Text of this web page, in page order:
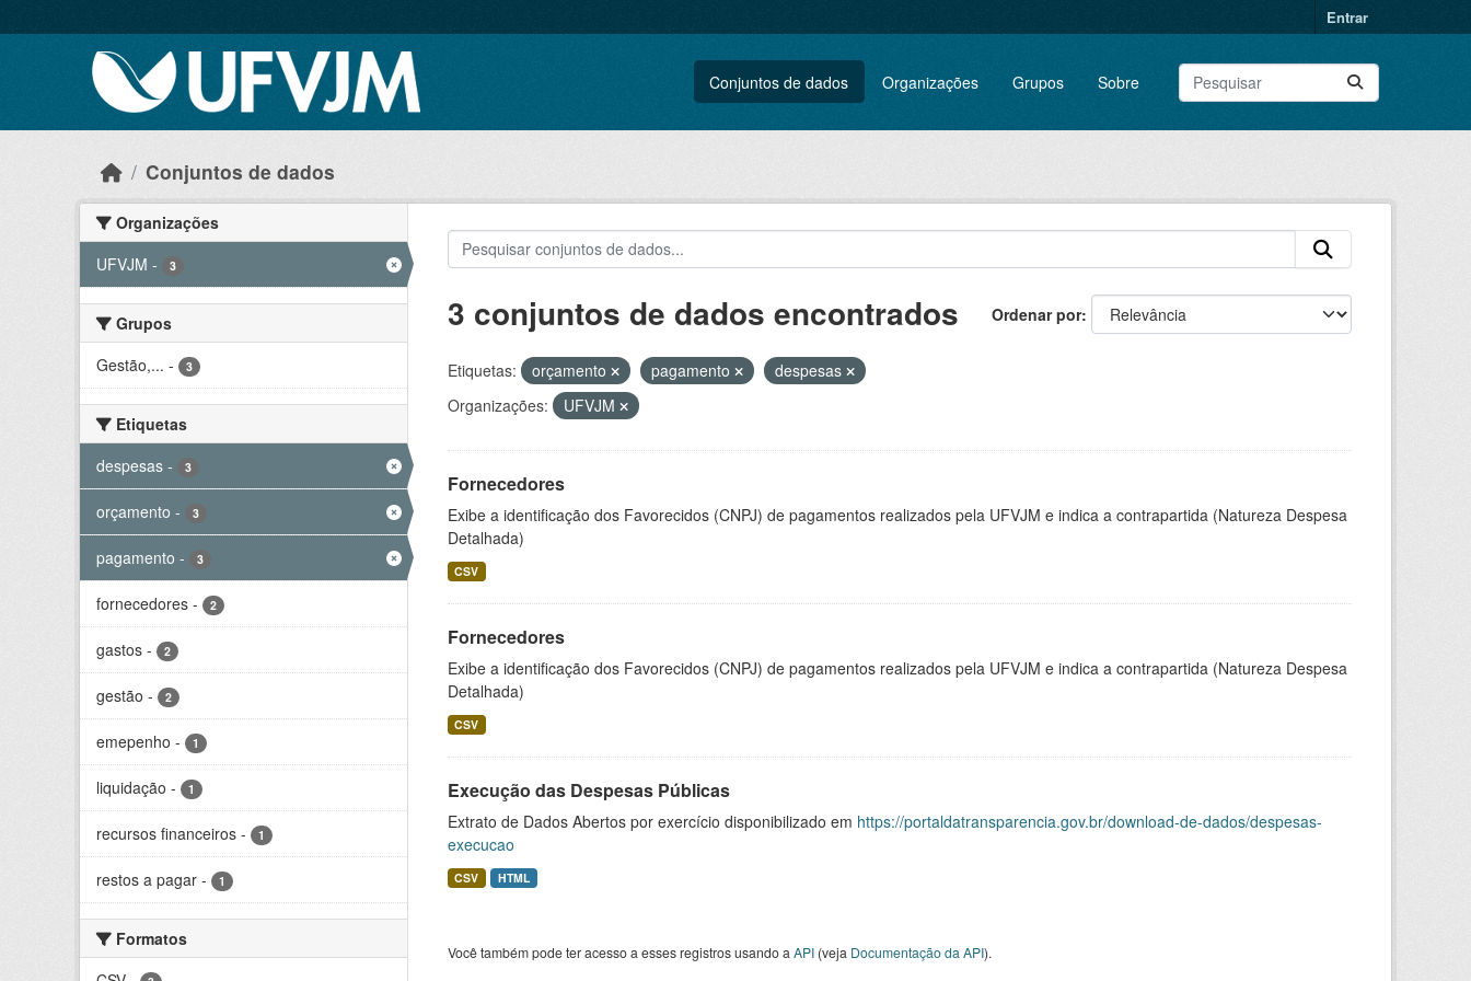
Entrar
Conjuntos de dados Organizações Grupos Sobre
Conjuntos de dados
Organizações
UFVJM - 3
Grupos
Gestão,... - 3
Etiquetas
despesas - 3
orçamento - 3
pagamento - 3
fornecedores - 2
gastos - 2
gestão - 2
emepenho - 1
liquidação - 1
recursos financeiros - 1
restos a pagar - 1
Formatos
Ordenar por
3 conjuntos de dados encontrados
Etiquetas: orçamento pagamento
despesas
Organizações:
UFVJM
Fornecedores
Exibe a identificação dos Favorecidos (CNPJ) de pagamentos realizados pela UFVJM e indica a contrapartida (Natureza Despesa
Detalhada)
CSV
Fornecedores
Exibe a identificação dos Favorecidos (CNPJ) de pagamentos realizados pela UFVJM e indica a contrapartida (Natureza Despesa
Detalhada)
CSV
Execução das Despesas Públicas
Extrato de Dados Abertos por exercício disponibilizado em https://portaldatransparencia.gov.br/download-de-dados/despesas-
execucao
CSV HTML
Você também pode ter acesso a esses registros usando a API(veja Documentação da API).